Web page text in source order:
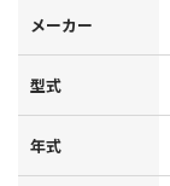
メーカー
型式
年式